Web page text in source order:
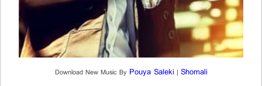
Download New Music By Pouya Saleki | Shomali